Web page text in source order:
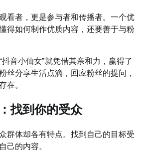
看者，更是参与者和传播者。一个优
得如何制作优质内容，还要善于与粉
音小仙女”就凭借其亲和力，赢得了
丝分享生活点滴，回应粉丝的提问，
在。
找到你的受众
群体却各有特点。找到自己的目标受
己的内容。